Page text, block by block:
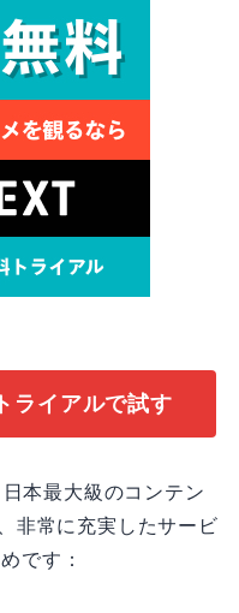
ライアルで試す
本最大級のコンテン
非常に充実したサービ
です：